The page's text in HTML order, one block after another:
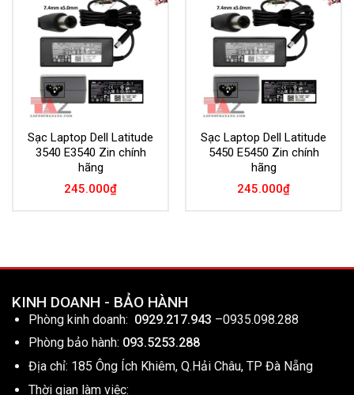
Add to
Wishlist
Sạc Laptop Dell Latitude
3540 E3540 Zin chính
hãng
245.000₫
Add to
Wishlist
Sạc Laptop Dell Latitude
5450 E5450 Zin chính
hãng
245.000₫
KINH DOANH - BẢO HÀNH
Phòng kinh doanh: 0929.217.943 –0935.098.288
Phòng bảo hành: 093.5253.288
Địa chỉ: 185 Ông Ích Khiêm, Q.Hải Châu, TP Đà Nẵng
Thời gian làm việc: